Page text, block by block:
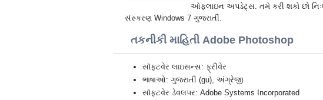
ઓફલાઇન અપડેટ્સ. તમે કરી શકો છો
સંસ્કરણ Windows 7 ગુજરાતીં.
તકનીકી માહિતી Adobe Photoshop
સૉફ્ટવેર લાઇસન્સ: ફ્રીવેર
ભાષાઓ: ગુજરાતીં (gu), અંગ્રેજી
સૉફ્ટવેર ડેવલપર: Adobe Systems Incorporated